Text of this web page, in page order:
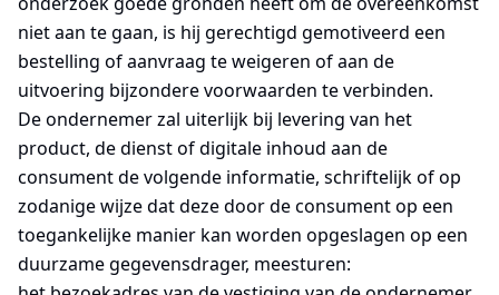
niet aan te gaan, is hij gerechtigd gemotiveerd een
bestelling of aanvraag te weigeren of aan de
uitvoering bijzondere voorwaarden te verbinden.
De ondernemer zal uiterlijk bij levering van het
product, de dienst of digitale inhoud aan de
consument de volgende informatie, schriftelijk of op
zodanige wijze dat deze door de consument op een
toegankelijke manier kan worden opgeslagen op een
duurzame gegevensdrager, meesturen: